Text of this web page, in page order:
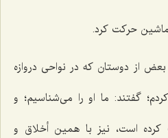
حركت كرد.
از دوستان كه در نواحى دروازه
گفتند: ما او را مى‌شناسيم؛ و
است، نيز با همين أخلاق و